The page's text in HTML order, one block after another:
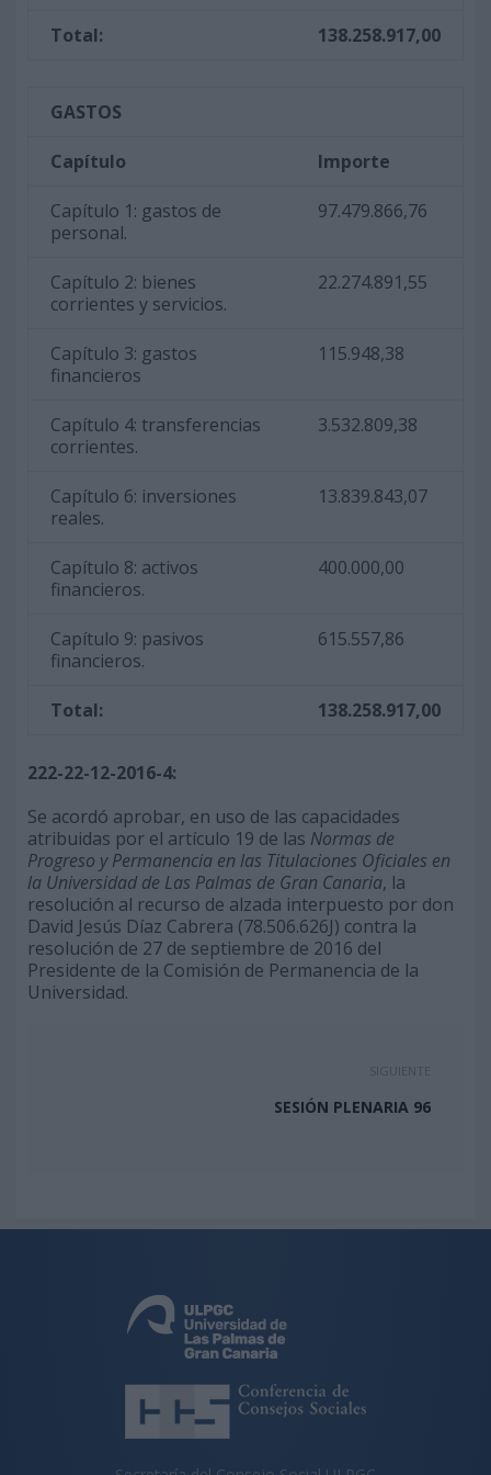
Total: 138.258.917,00
GASTOS
Capítulo Importe
Capítulo 1: gastos de
personal.
97.479.866,76
Capítulo 2: bienes
corrientes y servicios.
22.274.891,55
Capítulo 3: gastos
financieros
115.948,38
Capítulo 4: transferencias
corrientes.
3.532.809,38
Capítulo 6: inversiones
reales.
13.839.843,07
Capítulo 8: activos
financieros.
400.000,00
Capítulo 9: pasivos
financieros.
615.557,86
Total: 138.258.917,00
222-22-12-2016-4:
Se acordó aprobar, en uso de las capacidades
atribuidas por el artículo 19 de las Normas de
Progreso y Permanencia en las Titulaciones Oficiales en
la Universidad de Las Palmas de Gran Canaria, la
resolución al recurso de alzada interpuesto por don
David Jesús Díaz Cabrera (78.506.626J) contra la
resolución de 27 de septiembre de 2016 del
Presidente de la Comisión de Permanencia de la
Universidad.
SIGUIENTE
SESIÓN PLENARIA 96